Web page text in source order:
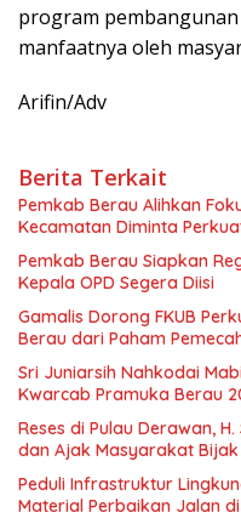
program
manfaatnya oleh
Arifin/Adv
Berita Terkait
Pemkab Berau Alihkan
Kecamatan Diminta
Pemkab Berau Siapkan
Kepala OPD Segera Diisi
Gamalis Dorong FKUB
Berau dari Paham
Sri Juniarsih Nahkodai
Kwarcab Pramuka Berau
Reses di Pulau Derawan,
dan Ajak Masyarakat
Peduli Infrastruktur
Material Perbaikan Jalan